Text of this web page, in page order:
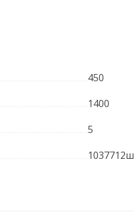
450
1400
5
1037712ш